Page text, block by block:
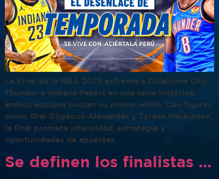
La Final de la NBA 2025 enfrenta a Oklahoma City
Thunder e Indiana Pacers en una serie histórica:
ambos equipos buscan su primer anillo. Con figuras
como Shai Gilgeous-Alexander y Tyrese Haliburton,
la final promete intensidad, estrategia y
oportunidades de apuestas.
Se definen los finalistas de la NBA: ¡Vive las finales de conferencia!